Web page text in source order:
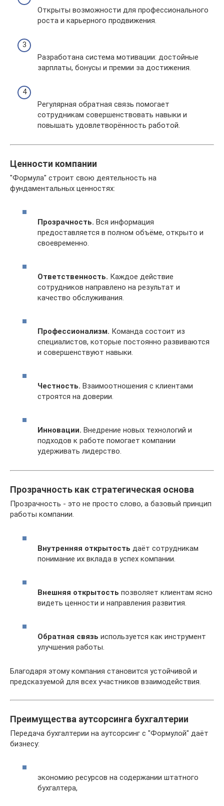
Открыты возможности для профессионального
роста и карьерного продвижения.
Разработана система мотивации: достойные
зарплаты, бонусы и премии за достижения.
Регулярная обратная связь помогает
сотрудникам совершенствовать навыки и
повышать удовлетворённость работой.
Ценности компании
"Формула" строит свою деятельность на
фундаментальных ценностях:
Прозрачность. Вся информация
предоставляется в полном объёме, открыто и
своевременно.
Ответственность. Каждое действие
сотрудников направлено на результат и
качество обслуживания.
Профессионализм. Команда состоит из
специалистов, которые постоянно развиваются
и совершенствуют навыки.
Честность. Взаимоотношения с клиентами
строятся на доверии.
Инновации. Внедрение новых технологий и
подходов к работе помогает компании
удерживать лидерство.
Прозрачность как стратегическая основа
Прозрачность - это не просто слово, а базовый принцип
работы компании.
Внутренняя открытость даёт сотрудникам
понимание их вклада в успех компании.
Внешняя открытость позволяет клиентам ясно
видеть ценности и направления развития.
Обратная связь используется как инструмент
улучшения работы.
Благодаря этому компания становится устойчивой и
предсказуемой для всех участников взаимодействия.
Преимущества аутсорсинга бухгалтерии
Передача бухгалтерии на аутсорсинг с "Формулой" даёт
бизнесу:
экономию ресурсов на содержании штатного
бухгалтера,